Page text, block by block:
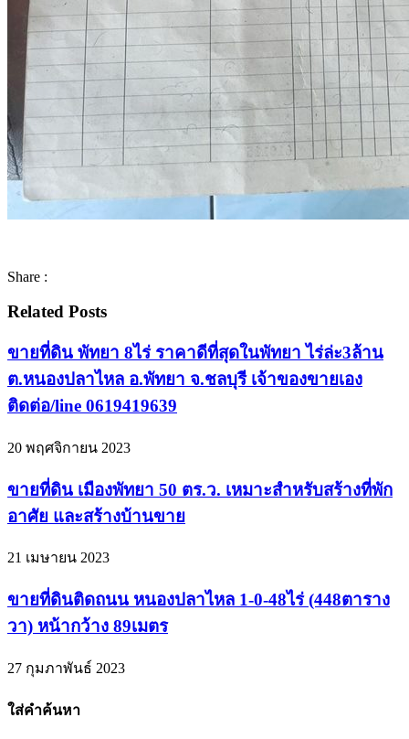
Share :
Related Posts
ขายที่ดิน พัทยา 8ไร่ ราคาดีที่สุดในพัทยา ไร่ล่ะ3ล้าน
ต.หนองปลาไหล อ.พัทยา จ.ชลบุรี เจ้าของขายเอง
ติดต่อ/line 0619419639
20 พฤศจิกายน 2023
ขายที่ดิน เมืองพัทยา 50 ตร.ว. เหมาะสำหรับสร้างที่พัก
อาศัย และสร้างบ้านขาย
21 เมษายน 2023
ขายที่ดินติดถนน หนองปลาไหล 1-0-48ไร่ (448ตาราง
วา) หน้ากว้าง 89เมตร
27 กุมภาพันธ์ 2023
ใส่คำค้นหา